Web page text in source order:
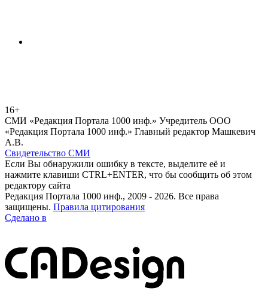
16+
СМИ «Редакция Портала 1000 инф.» Учредитель ООО
«Редакция Портала 1000 инф.» Главный редактор Машкевич
А.В.
Свидетельство СМИ
Если Вы обнаружили ошибку в тексте, выделите её и
нажмите клавиши CTRL+ENTER, что бы сообщить об этом
редактору сайта
Редакция Портала 1000 инф., 2009 - 2026. Все права
защищены. Правила цитирования
Сделано в